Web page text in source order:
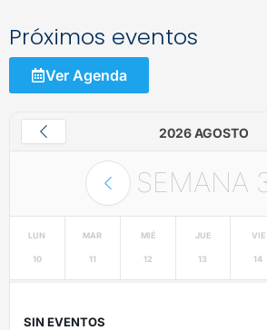
Próximos eventos
Ver Agenda
2026 AGOSTO
SEMANA
LUN
10
MAR
11
MIÉ
12
JUE
13
VIE
14
SIN EVENTOS